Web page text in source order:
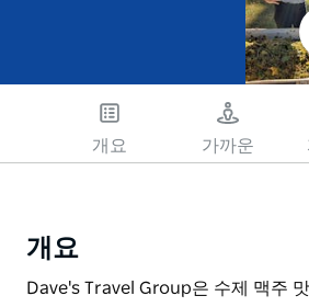
개요 가까운
개요
Dave's Travel Group은 수제 맥주